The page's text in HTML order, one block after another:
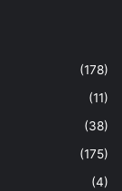
(178)
(11)
(38)
(175)
(4)